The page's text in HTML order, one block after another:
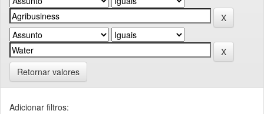
Retornar valores
Adicionar filtros: